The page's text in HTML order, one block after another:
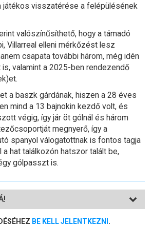
játékos visszatérése a felépülésének
valószínűsíthető, hogy a támadó
Villarreal elleni mérkőzést lesz
csapata további három, még idén
valamint a 2025-ben rendezendő
a baszk gárdának, hiszen a 28 éves
mind a 13 bajnokin kezdő volt, és
végig, így jár öt gólnál és három
megnyerő, így a
spanyol válogatottnak is fontos tagja
hat találkozón hatszor talált be,
gólpasszt is.
BE KELL JELENTKEZNI .